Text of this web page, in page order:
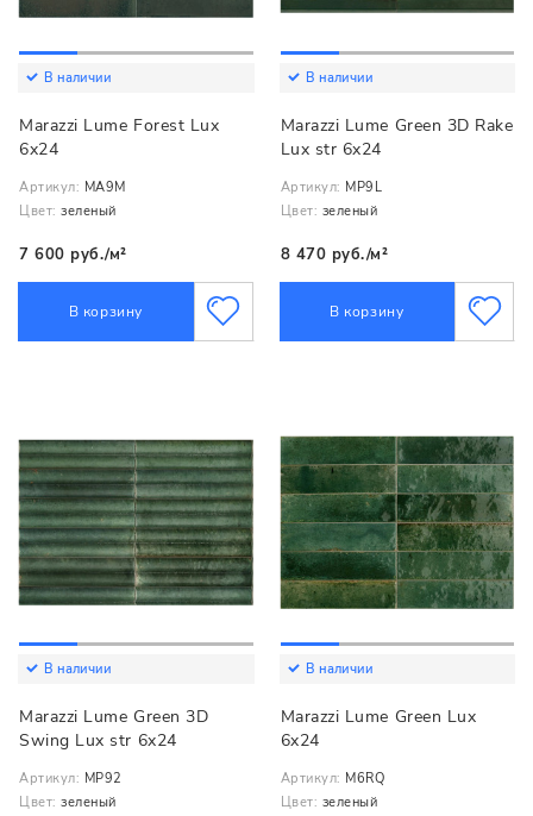
В наличии
Marazzi Lume Forest Lux
6x24
Артикул: MA9M
Цвет: зеленый
7 600 руб./м²
В корзину
В наличии
Marazzi Lume Green 3D Rake
Lux str 6x24
Артикул: MP9L
Цвет: зеленый
8 470 руб./м²
В корзину
В наличии
Marazzi Lume Green 3D
Swing Lux str 6x24
Артикул: MP92
Цвет: зеленый
В наличии
Marazzi Lume Green Lux
6x24
Артикул: M6RQ
Цвет: зеленый